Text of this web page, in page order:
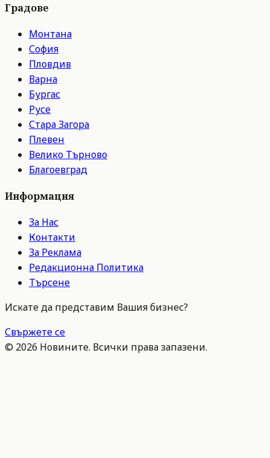
Градове
Монтана
София
Пловдив
Варна
Бургас
Русе
Стара Загора
Плевен
Велико Търново
Благоевград
Информация
За Нас
Контакти
За Реклама
Редакционна Политика
Търсене
Искате да представим Вашия бизнес?
Свържете се
© 2026 Новините. Всички права запазени.